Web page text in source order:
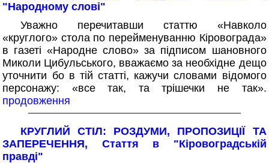
"Народному слові"
Уважно перечитавши статтю «Навколо
«круглого» стола по перейменуванню Кіровограда»
в газеті «Народне слово» за підписом шановного
Миколи Цибульського, вважаємо за необхідне дещо
уточнити бо в тій статті, кажучи словами відомого
персонажу: «все так, та трішечки не так».
продовження
КРУГЛИЙ СТІЛ: РОЗДУМИ, ПРОПОЗИЦІЇ ТА
ЗАПЕРЕЧЕННЯ, Стаття в "Кіровоградській
правді"